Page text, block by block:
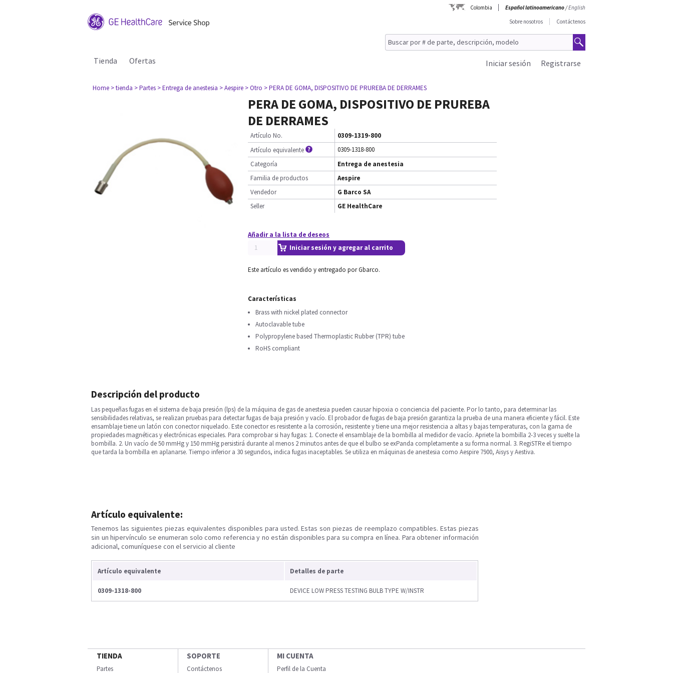
Colombia Español latinoamericano/English
Sobre nosotros
Contáctenos
Tienda Ofertas Registrarse
Iniciar sesión
Home > tienda > Partes > Entrega de anestesia > Aespire > Otro > PERA DE GOMA, DISPOSITIVO DE PRUREBA DE DERRAMES
PERA DE GOMA, DISPOSITIVO DE PRUREBA
DE DERRAMES
Artículo No.
0309-1319-800
Artículo equivalente
0309-1318-800
Categoría
Entrega de anestesia
Familia de productos
Aespire
Vendedor
G Barco SA
Seller
GE HealthCare
Añadir a la lista de deseos
Iniciar sesión y agregar al carrito
Este artículo es vendido y entregado por Gbarco.
Características
Brass with nickel plated connector
Autoclavable tube
Polypropylene based Thermoplastic Rubber (TPR) tube
RoHS compliant
Descripción del producto
Las pequeñas fugas en el sistema de baja presión (lps) de la máquina de gas de anestesia pueden causar hipoxia o conciencia del paciente. Por lo tanto, para determinar las
sensibilidades relativas, se realizan pruebas para detectar fugas de baja presión y vacío. El probador de fugas de baja presión garantiza la prueba de una manera eficiente y fácil. Este
ensamblaje tiene un latón con conector niquelado. Este conector es resistente a la corrosión, resistente y tiene una mejor resistencia a altas y bajas temperaturas, con la gama de
propiedades magnéticas y electrónicas especiales. Para comprobar si hay fugas: 1. Conecte el ensamblaje de la bombilla al medidor de vacío. Apriete la bombilla 2-3 veces y suelte la
bombilla. 2. Un vacío de 50 mmHg y 150 mmHg persistirá durante al menos 2 minutos antes de que el bulbo se exPanda completamente a su forma normal. 3. RegiSTRe el tiempo
que tarda la bombilla en aplanarse. Tiempo inferior a 30 segundos, indica fugas inaceptables. Se utiliza en máquinas de anestesia como Aespire 7900, Aisys y Aestiva.
Artículo equivalente:
Tenemos las siguientes piezas equivalentes disponibles para usted. Estas son piezas de reemplazo compatibles. Estas piezas
sin un hipervínculo se enumeran solo como referencia y no están disponibles para su compra en línea. Para obtener información
adicional, comuníquese con el servicio al cliente
Artículo equivalente Detalles de parte
0309-1318-800 DEVICE LOW PRESS TESTING BULB TYPE W/INSTR
TIENDA
Partes
SOPORTE
Contáctenos
MI CUENTA
Perfil de la Cuenta